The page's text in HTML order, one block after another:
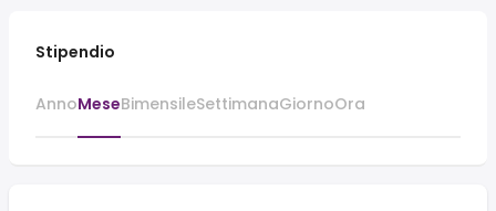
Stipendio
AnnoMeseBimensileSettimanaGiornoOra